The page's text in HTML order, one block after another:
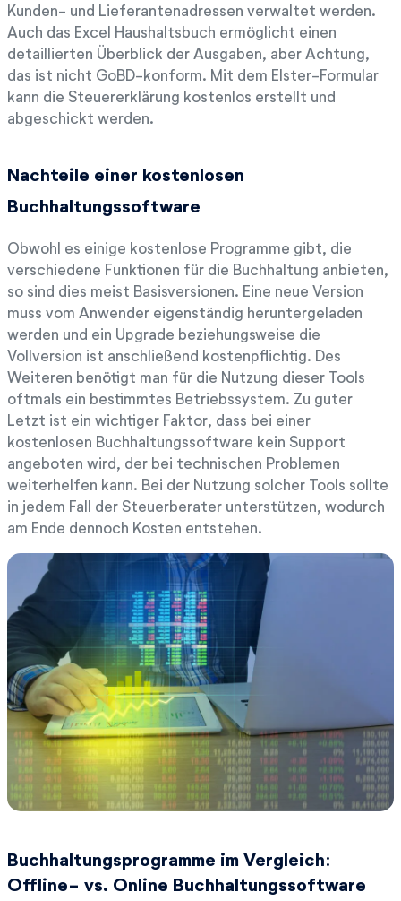
Kunden- und Lieferantenadressen verwaltet werden.
Auch das Excel Haushaltsbuch ermöglicht einen
detaillierten Überblick der Ausgaben, aber Achtung,
das ist nicht GoBD-konform. Mit dem Elster-Formular
kann die Steuererklärung kostenlos erstellt und
abgeschickt werden.
Nachteile einer kostenlosen
Buchhaltungssoftware
Obwohl es einige kostenlose Programme gibt, die
verschiedene Funktionen für die Buchhaltung anbieten,
so sind dies meist Basisversionen. Eine neue Version
muss vom Anwender eigenständig heruntergeladen
werden und ein Upgrade beziehungsweise die
Vollversion ist anschließend kostenpflichtig. Des
Weiteren benötigt man für die Nutzung dieser Tools
oftmals ein bestimmtes Betriebssystem. Zu guter
Letzt ist ein wichtiger Faktor, dass bei einer
kostenlosen Buchhaltungssoftware kein Support
angeboten wird, der bei technischen Problemen
weiterhelfen kann. Bei der Nutzung solcher Tools sollte
in jedem Fall der Steuerberater unterstützen, wodurch
am Ende dennoch Kosten entstehen.
Buchhaltungsprogramme im Vergleich:
Offline- vs. Online Buchhaltungssoftware